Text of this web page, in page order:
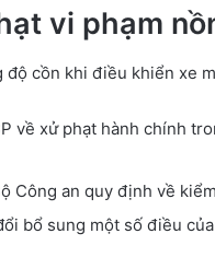
vi phạm
cồn khi điều khiển xe
về xử phạt hành chính
Công an quy định về
bổ sung một số điều